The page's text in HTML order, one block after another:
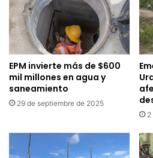
EPM invierte más de $600
mil millones en agua y
saneamiento
29 de septiembre de 2025